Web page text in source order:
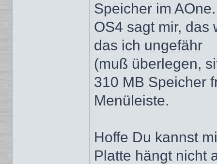
Speicher im AOne.
OS4 sagt mir, das
das ich ungefähr
(muß überlegen,
310 MB Speicher
Menüleiste.
Hoffe Du kannst
Platte hängt nicht